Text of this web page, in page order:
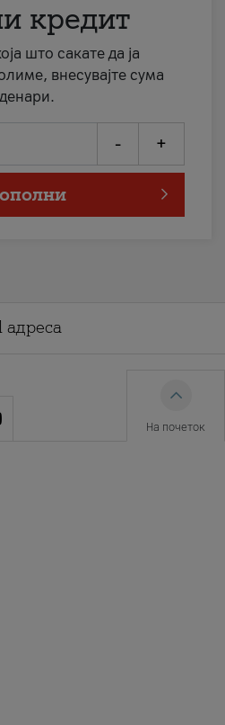
кредит
што сакате да ја
внесувајте сума
- +
На почеток